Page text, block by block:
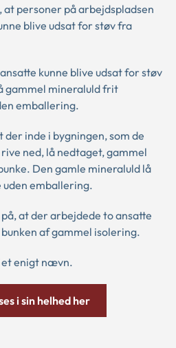
personer på arbejdspladsen
blive udsat for støv fra
kunne blive udsat for støv
gammel mineraluld frit
emballering.
inde i bygningen, som de
ned, lå nedtaget, gammel
Den gamle mineraluld lå
emballering.
at der arbejdede to ansatte
af gammel isolering.
enigt nævn.
i sin helhed her